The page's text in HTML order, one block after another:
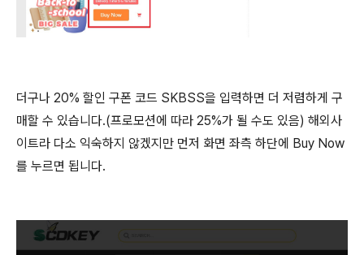
더구나 20% 할인 구폰 코드 SKBSS을 입력하면 더 저렴하게 구
매할 수 있습니다.(프로모션에 따라 25%가 될 수도 있음) 해외사
이트라 다소 익숙하지 않겠지만 먼저 화면 좌측 하단에 Buy Now
를 누르면 됩니다.